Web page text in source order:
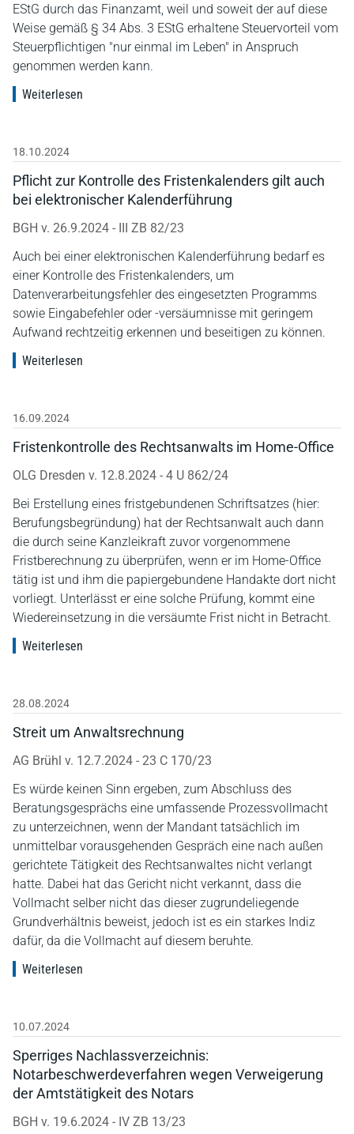
EStG durch das Finanzamt, weil und soweit der auf diese
Weise gemäß § 34 Abs. 3 EStG erhaltene Steuervorteil vom
Steuerpflichtigen "nur einmal im Leben" in Anspruch
genommen werden kann.
Weiterlesen
18.10.2024
Pflicht zur Kontrolle des Fristenkalenders gilt auch
bei elektronischer Kalenderführung
BGH v. 26.9.2024 - III ZB 82/23
Auch bei einer elektronischen Kalenderführung bedarf es
einer Kontrolle des Fristenkalenders, um
Datenverarbeitungsfehler des eingesetzten Programms
sowie Eingabefehler oder -versäumnisse mit geringem
Aufwand rechtzeitig erkennen und beseitigen zu können.
Weiterlesen
16.09.2024
Fristenkontrolle des Rechtsanwalts im Home-Office
OLG Dresden v. 12.8.2024 - 4 U 862/24
Bei Erstellung eines fristgebundenen Schriftsatzes (hier:
Berufungsbegründung) hat der Rechtsanwalt auch dann
die durch seine Kanzleikraft zuvor vorgenommene
Fristberechnung zu überprüfen, wenn er im Home-Office
tätig ist und ihm die papiergebundene Handakte dort nicht
vorliegt. Unterlässt er eine solche Prüfung, kommt eine
Wiedereinsetzung in die versäumte Frist nicht in Betracht.
Weiterlesen
28.08.2024
Streit um Anwaltsrechnung
AG Brühl v. 12.7.2024 - 23 C 170/23
Es würde keinen Sinn ergeben, zum Abschluss des
Beratungsgesprächs eine umfassende Prozessvollmacht
zu unterzeichnen, wenn der Mandant tatsächlich im
unmittelbar vorausgehenden Gespräch eine nach außen
gerichtete Tätigkeit des Rechtsanwaltes nicht verlangt
hatte. Dabei hat das Gericht nicht verkannt, dass die
Vollmacht selber nicht das dieser zugrundeliegende
Grundverhältnis beweist, jedoch ist es ein starkes Indiz
dafür, da die Vollmacht auf diesem beruhte.
Weiterlesen
10.07.2024
Sperriges Nachlassverzeichnis:
Notarbeschwerdeverfahren wegen Verweigerung
der Amtstätigkeit des Notars
BGH v. 19.6.2024 - IV ZB 13/23